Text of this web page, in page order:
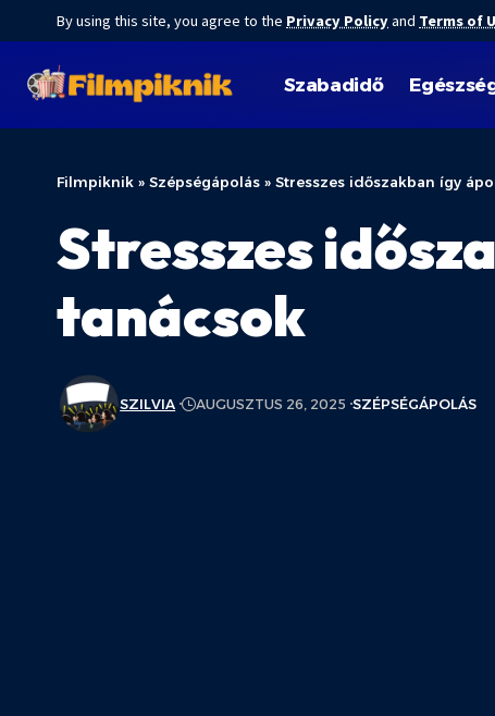
By using this site, you agree to the Privacy Policyand Terms of
Szabadidő
Filmpiknik » Szépségápolás » Stresszes időszakban így
Stresszes
tanácsok
SZILVIA AUGUSZTUS 26, 2025 SZÉPSÉGÁPOLÁS